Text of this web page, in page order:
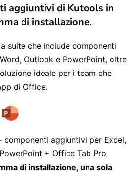
aggiuntivi di Kutools in
di installazione.
suite che include componenti
Outlook e PowerPoint, oltre
ideale per i team che
di Office.
aggiuntivi per Excel,
+ Office Tab Pro
di installazione, una sola